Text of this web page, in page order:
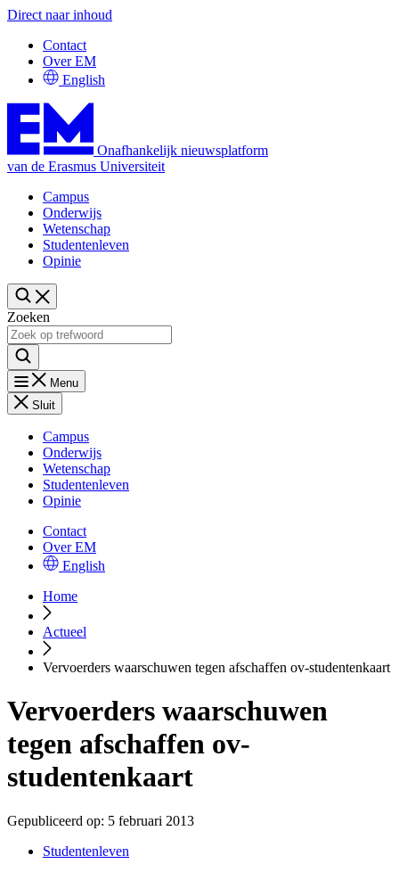
Direct naar inhoud
Contact
Over EM
English
Onafhankelijk nieuwsplatform
van de Erasmus Universiteit
Campus
Onderwijs
Wetenschap
Studentenleven
Opinie
Zoeken
Menu
Sluit
Campus
Onderwijs
Wetenschap
Studentenleven
Opinie
Contact
Over EM
English
Home
Actueel
Vervoerders waarschuwen tegen afschaffen ov-studentenkaart
Vervoerders waarschuwen
tegen afschaffen ov-
studentenkaart
Gepubliceerd op: 5 februari 2013
Studentenleven